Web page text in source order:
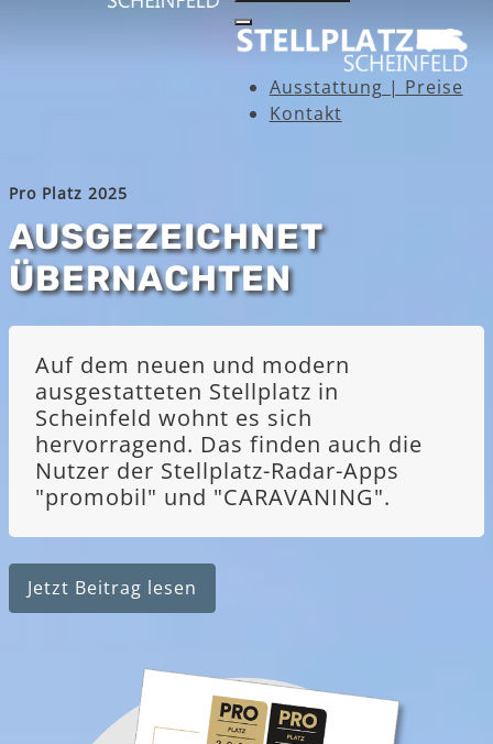
Ausstattung | Preise
Kontakt
Pro Platz 2025
AUSGEZEICHNET
ÜBERNACHTEN
Auf dem neuen und modern
ausgestatteten Stellplatz in
Scheinfeld wohnt es sich
hervorragend. Das finden auch die
Nutzer der Stellplatz-Radar-Apps
"promobil" und "CARAVANING".
Jetzt Beitrag lesen